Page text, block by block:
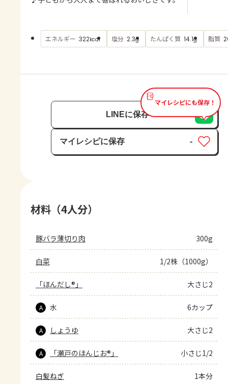
AJINOMOTO PARK とは
エネルギー 322kcal 塩分 2.3g たんぱく質 14.1g 脂質
マイレシピにも保存！
LINEに保存
マイレシピに保存
保存済み
-
材料（4人分）
豚バラ薄切り肉 300g
白菜 1/2株（1000g）
「ほんだし®」 大さじ2
A 水 6カップ
A しょうゆ 大さじ2
A 「瀬戸のほんじお®」 小さじ1/2
白髪ねぎ 1本分